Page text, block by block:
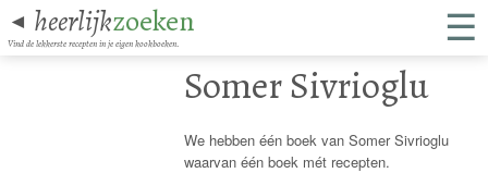
◄ heerlijkzoeken
Vind de lekkerste recepten in je eigen kookboeken. ☰
Somer Sivrioglu
We hebben één boek van Somer Sivrioglu
waarvan één boek mét recepten.